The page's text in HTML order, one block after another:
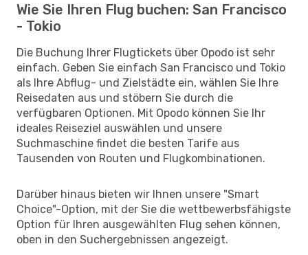
Wie Sie Ihren Flug buchen: San Francisco
- Tokio
Die Buchung Ihrer Flugtickets über Opodo ist sehr
einfach. Geben Sie einfach San Francisco und Tokio
als Ihre Abflug- und Zielstädte ein, wählen Sie Ihre
Reisedaten aus und stöbern Sie durch die
verfügbaren Optionen. Mit Opodo können Sie Ihr
ideales Reiseziel auswählen und unsere
Suchmaschine findet die besten Tarife aus
Tausenden von Routen und Flugkombinationen.
Darüber hinaus bieten wir Ihnen unsere "Smart
Choice"-Option, mit der Sie die wettbewerbsfähigste
Option für Ihren ausgewählten Flug sehen können,
oben in den Suchergebnissen angezeigt.